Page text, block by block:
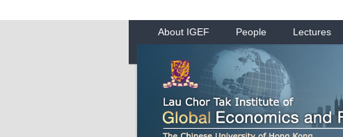
About IGEF People Lectures